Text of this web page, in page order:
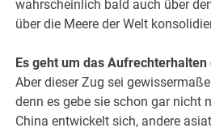
wahrscheinlich bald auch über
über die Meere der Welt
Es geht um das
Aber dieser Zug sei
denn es gebe sie schon gar nicht
China entwickelt sich, andere